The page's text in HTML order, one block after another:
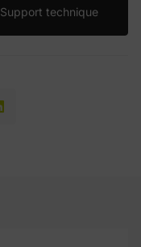
Support technique